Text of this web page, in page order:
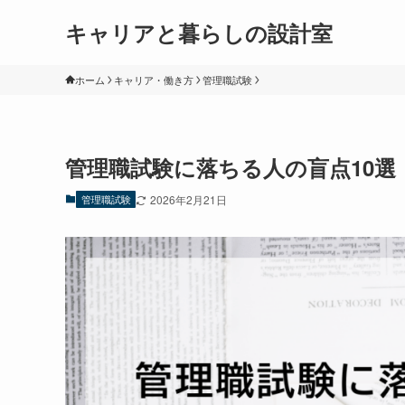
キャリアと暮らしの設計室
ホーム キャリア・働き方 管理職試験
管理職試験に落ちる人の盲点10
管理職試験 2026年2月21日